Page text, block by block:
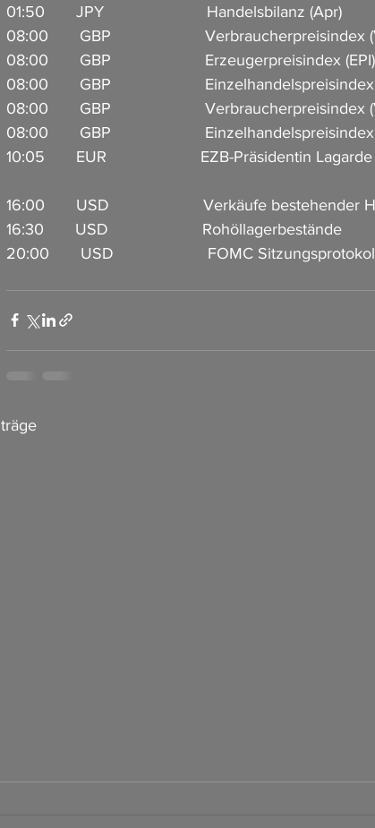
01:50       JPY
08:00       GBP
08:00       GBP
08:00       GBP
08:00       GBP
08:00       GBP
10:05       EUR
16:00       USD                     Verkäufe
16:30       USD
20:00       USD
07.08.2026